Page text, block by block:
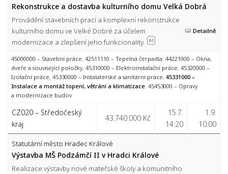
Rekonstrukce a dostavba kulturního domu Velká Dobrá
Provádění stavebních prací a komplexní rekonstrukce
kulturního domu ve Velké Dobré za účelem
modernizace a zlepšení jeho funkcionality.
AI
Detailně
45000000 – Stavební práce, 42511110 – Tepelná čerpadla, 44221000 – Okna,
dveře a související položky, 45310000 – Elektroinstalační práce, 45320000 –
Izolační práce, 45330000 – Instalatérské a sanitární práce, 45331000 –
Instalace a montáž topení, větrání a klimatizace, 45453000 – Opravy
a modernizace budov
CZ020 – Středočeský
kraj
43.740.000 Kč
15.7.
14:20
1.9.
10:00
Statutární město Hradec Králové
Výstavba MŠ Podzámčí II v Hradci Králové
Realizace výstavby nové mateřské školy a komunitního